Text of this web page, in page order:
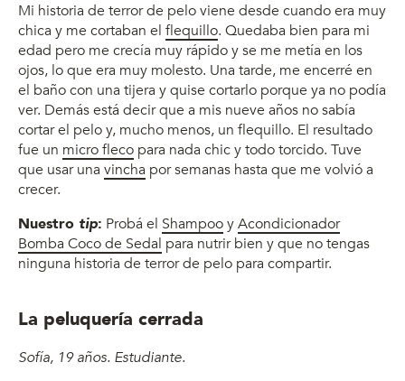
Mi historia de terror de pelo viene desde cuando era muy
chica y me cortaban el flequillo. Quedaba bien para mi
edad pero me crecía muy rápido y se me metía en los
ojos, lo que era muy molesto. Una tarde, me encerré en
el baño con una tijera y quise cortarlo porque ya no podía
ver. Demás está decir que a mis nueve años no sabía
cortar el pelo y, mucho menos, un flequillo. El resultado
fue un micro fleco para nada chic y todo torcido. Tuve
que usar una vincha por semanas hasta que me volvió a
crecer.
Nuestro tip: Probá el ShampooyAcondicionador
Bomba Coco de Sedal para nutrir bien y que no tengas
ninguna historia de terror de pelo para compartir.
La peluquería cerrada
Sofía, 19 años. Estudiante.